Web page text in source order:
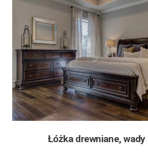
Łóżka drewniane,